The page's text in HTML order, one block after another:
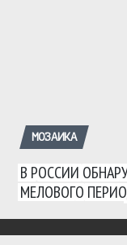
МОЗАИКА
В РОССИИ
МЕЛОВОГО